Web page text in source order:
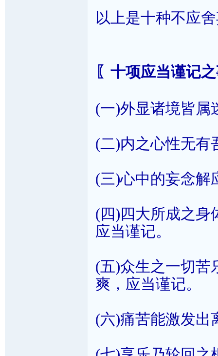
以上是十种不应
〖十项应当谨记
(一)外显诸境皆属
(二)内之心性无有
(三)心中的妄念解
(四)四大所成之身
应当谨记。
(五)众生之一切苦
爽，应当谨记。
(六)痛苦能激发出